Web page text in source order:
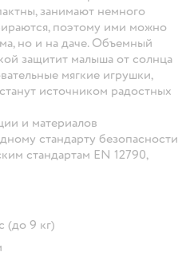
занимают немного
поэтому ими можно
но и на даче. Объемный
защитит малыша от солнца
мягкие игрушки,
источником радостных
и материалов
стандарту безопасности
стандартам EN 12790,
(до 9 кг)